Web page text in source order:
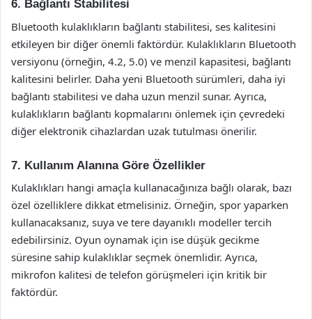
6. Bağlantı Stabilitesi
Bluetooth kulaklıkların bağlantı stabilitesi, ses kalitesini
etkileyen bir diğer önemli faktördür. Kulaklıkların Bluetooth
versiyonu (örneğin, 4.2, 5.0) ve menzil kapasitesi, bağlantı
kalitesini belirler. Daha yeni Bluetooth sürümleri, daha iyi
bağlantı stabilitesi ve daha uzun menzil sunar. Ayrıca,
kulaklıkların bağlantı kopmalarını önlemek için çevredeki
diğer elektronik cihazlardan uzak tutulması önerilir.
7. Kullanım Alanına Göre Özellikler
Kulaklıkları hangi amaçla kullanacağınıza bağlı olarak, bazı
özel özelliklere dikkat etmelisiniz. Örneğin, spor yaparken
kullanacaksanız, suya ve tere dayanıklı modeller tercih
edebilirsiniz. Oyun oynamak için ise düşük gecikme
süresine sahip kulaklıklar seçmek önemlidir. Ayrıca,
mikrofon kalitesi de telefon görüşmeleri için kritik bir
faktördür.